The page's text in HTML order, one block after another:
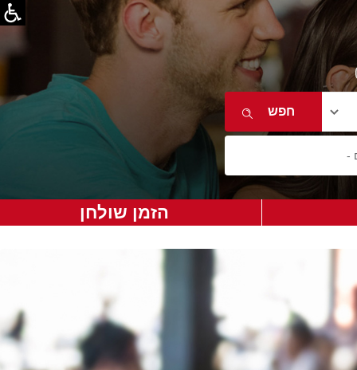
הזמן שולחן